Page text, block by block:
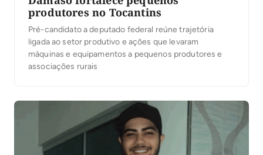
produtores no Tocantins
Pré-candidato a deputado federal reúne trajetória
ligada ao setor produtivo e ações que levaram
máquinas e equipamentos a pequenos produtores e
associações rurais